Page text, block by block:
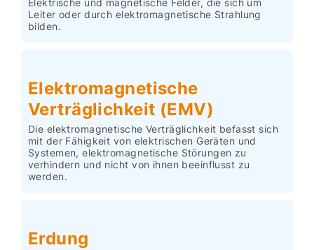
Elektrische und magnetische Felder, die sich um
Leiter oder durch elektromagnetische Strahlung
bilden.
Elektromagnetische
Verträglichkeit (EMV)
Die elektromagnetische Verträglichkeit befasst sich
mit der Fähigkeit von elektrischen Geräten und
Systemen, elektromagnetische Störungen zu
verhindern und nicht von ihnen beeinflusst zu
werden.
Erdung